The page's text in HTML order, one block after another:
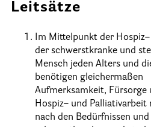
Leitsätze
Im Mittelpunkt der Hospiz–
der schwerstkranke und
Mensch jeden Alters und
benötigen gleichermaßen
Aufmerksamkeit,
Hospiz– und Palliativarbeit
nach den Bedürfnissen